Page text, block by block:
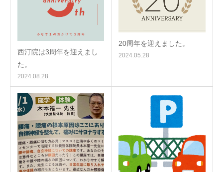
西汀院は3周年を迎えまし
た。
2024.08.28
20周年を迎えました。
2024.05.28